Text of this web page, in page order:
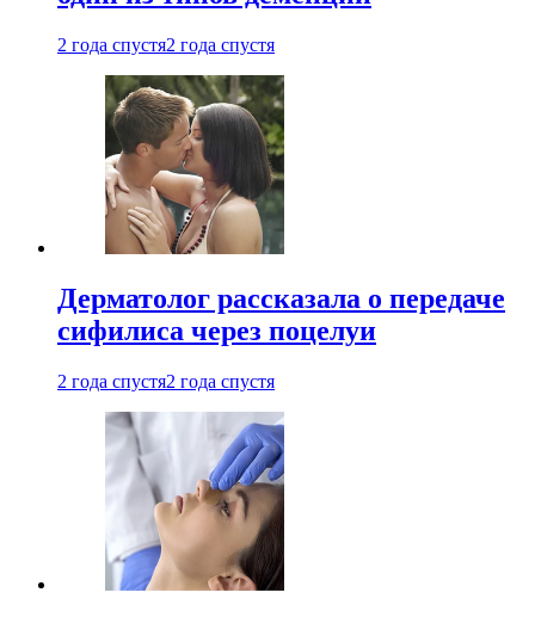
2 года спустя2 года спустя
Дерматолог рассказала о передаче
сифилиса через поцелуи
2 года спустя2 года спустя